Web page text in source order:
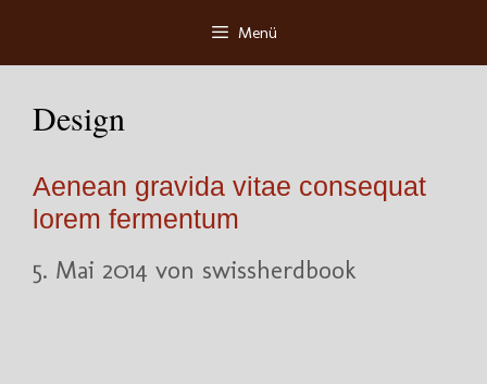
Menü
Design
Aenean gravida vitae consequat
lorem fermentum
5. Mai 2014 von swissherdbook